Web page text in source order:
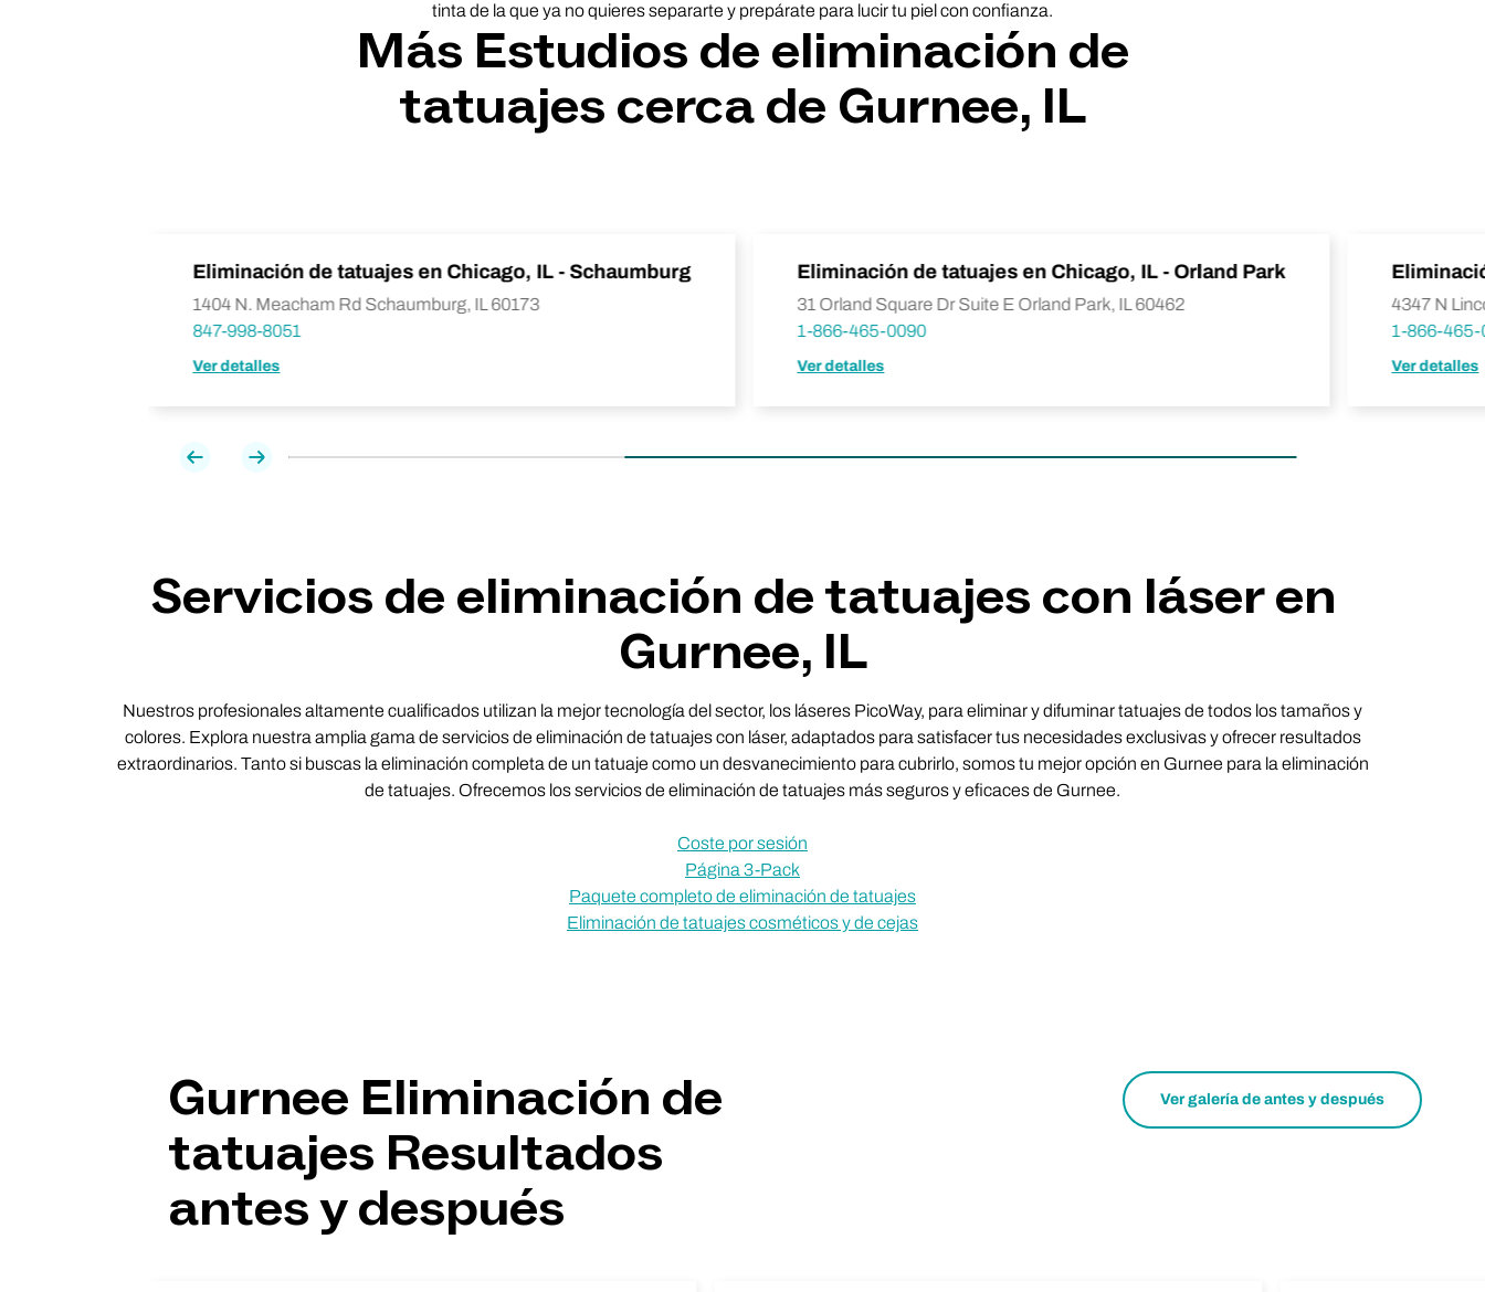
tinta de la que ya no quieres separarte y prepárate para lucir tu piel con confianza.
Más Estudios de eliminación de
tatuajes cerca de Gurnee, IL
Eliminación de tatuajes en Chicago, IL - Schaumburg
1404 N. Meacham Rd Schaumburg, IL 60173
847-998-8051
Ver detalles
Eliminación de tatuajes en Chicago, IL - Orland Park
31 Orland Square Dr Suite E Orland Park, IL 60462
1-866-465-0090
Ver detalles
4347 N
1-866-465-
Ver detalles
Previa Próxima
Servicios de eliminación de tatuajes con láser en
Gurnee, IL
Nuestros profesionales altamente cualificados utilizan la mejor tecnología del sector, los láseres PicoWay, para eliminar y difuminar tatuajes de todos los tamaños y
colores. Explora nuestra amplia gama de servicios de eliminación de tatuajes con láser, adaptados para satisfacer tus necesidades exclusivas y ofrecer resultados
extraordinarios. Tanto si buscas la eliminación completa de un tatuaje como un desvanecimiento para cubrirlo, somos tu mejor opción en Gurnee para la eliminación
de tatuajes. Ofrecemos los servicios de eliminación de tatuajes más seguros y eficaces de Gurnee.
Coste por sesión
Página 3-Pack
Paquete completo de eliminación de tatuajes
Eliminación de tatuajes cosméticos y de cejas
Gurnee Eliminación de
tatuajes Resultados
antes y después
Ver galería de antes y después